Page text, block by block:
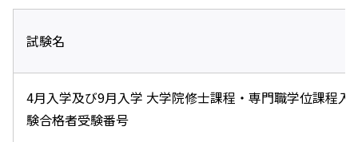
試験名
4月入学及び9月入学 大学院修士課程・専門職学位課程入
験合格者受験番号